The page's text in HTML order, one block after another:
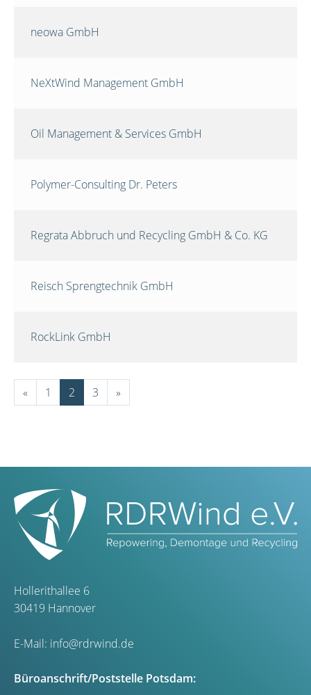
neowa GmbH
NeXtWind Management GmbH
Oil Management & Services GmbH
Polymer-Consulting Dr. Peters
Regrata Abbruch und Recycling GmbH & Co. KG
Reisch Sprengtechnik GmbH
RockLink GmbH
« 1 2 3 »
Hollerithallee 6
30419 Hannover
E-Mail: info@rdrwind.de
Büroanschrift/Poststelle Potsdam: